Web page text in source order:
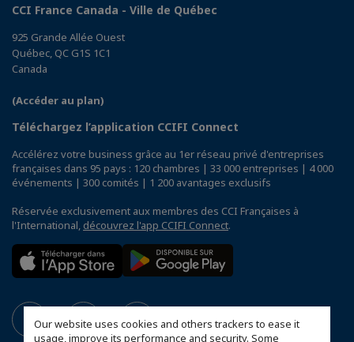
Our website uses cookies and others trackers to ease it
usage, improve its performance and security. Some
CCI France Canada - Ville de Québec
925 Grande Allée Ouest
Québec, QC G1S 1C1
Canada
(Accéder au plan)
Téléchargez l’application CCIFI Connect
Accélérez votre business grâce au 1er réseau privé d'entreprises
françaises dans 95 pays : 120 chambres | 33 000 entreprises | 4 000
événements | 300 comités | 1 200 avantages exclusifs
Réservée exclusivement aux membres des CCI Françaises à
l'International, découvrez l'app CCIFI Connect.